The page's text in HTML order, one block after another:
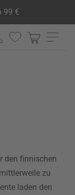
99 €
den finnischen
zu
laden den